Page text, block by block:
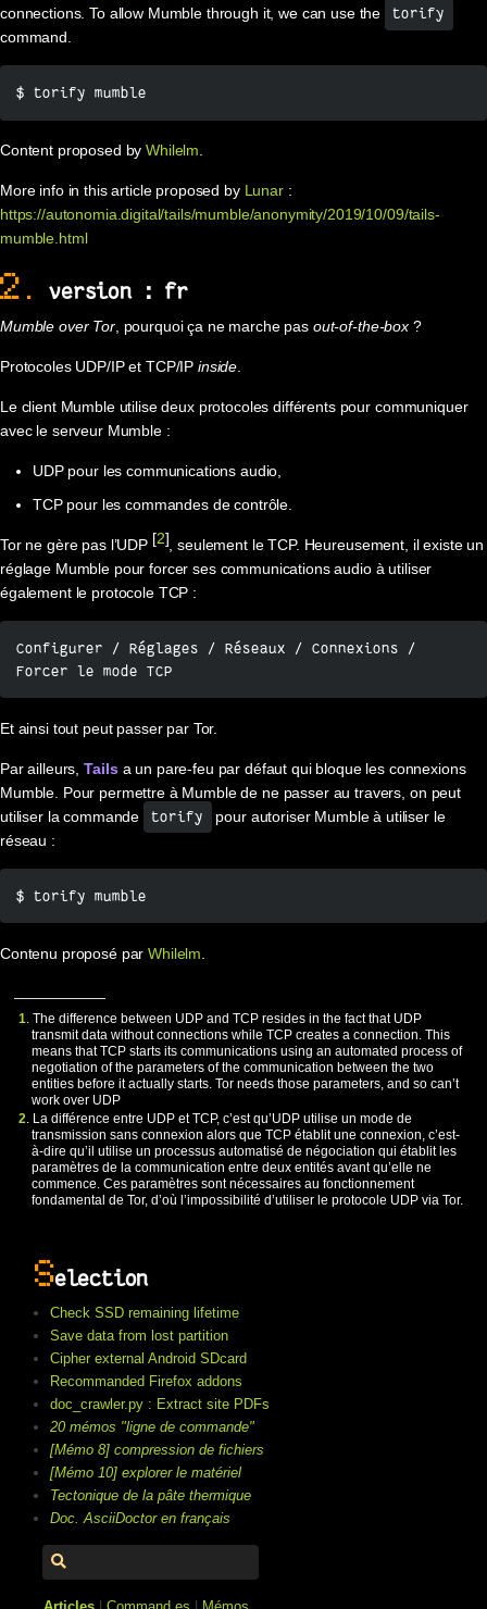
connections. To allow Mumble through it, we can use the
torify
command.
$ torify mumble
Content proposed byWhilelm.
More info in this article proposed by Lunar:
https://autonomia.digital/tails/mumble/anonymity/2019/10/09/tails-
mumble.html
2. version : fr
Mumble over Tor, pourquoi ça ne marche pas out-of-the-box?
Protocoles UDP/IP et TCP/IPinside.
Le client Mumble utilise deux protocoles différents pour communiquer
avec le serveur Mumble :
UDP pour les communications audio,
TCP pour les commandes de contrôle.
Tor ne gère pas l’UDP [2] , seulement le TCP. Heureusement, il existe un
réglage Mumble pour forcer ses communications audio à utiliser
également le protocole TCP :
Configurer / Réglages / Réseaux / Connexions /
Forcer le mode TCP
Et ainsi tout peut passer par Tor.
Par ailleurs,Tailsa un pare-feu par défaut qui bloque les connexions
Mumble. Pour permettre à Mumble de ne passer au travers, on peut
utiliser la commande
torify
pour autoriser Mumble à utiliser le
réseau :
$ torify mumble
Contenu proposé parWhilelm
1 . The difference between UDP and TCP resides in the fact that UDP
transmit data without connections while TCP creates a connection. This
means that TCP starts its communications using an automated process of
negotiation of the parameters of the communication between the two
entities before it actually starts. Tor needs those parameters, and so can’t
work over UDP
2 . La différence entre UDP et TCP, c’est qu’UDP utilise un mode de
transmission sans connexion alors que TCP établit une connexion, c’est-
à-dire qu’il utilise un processus automatisé de négociation qui établit les
paramètres de la communication entre deux entités avant qu’elle ne
commence. Ces paramètres sont nécessaires au fonctionnement
fondamental de Tor, d’où l’impossibilité d’utiliser le protocole UDP via Tor.
Selection
Check SSD remaining lifetime
Save data from lost partition
Cipher external Android SDcard
Recommanded Firefox addons
doc_crawler.py : Extract site PDFs
20 mémos "ligne de commande"
[Mémo 8] compression de fichiers
[Mémo 10] explorer le matériel
Tectonique de la pâte thermique
Doc. AsciiDoctor en français